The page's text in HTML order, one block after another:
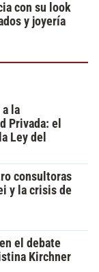
con su look
y joyería
a la
Privada: el
Ley del
consultoras
y la crisis de
el debate
Kirchner